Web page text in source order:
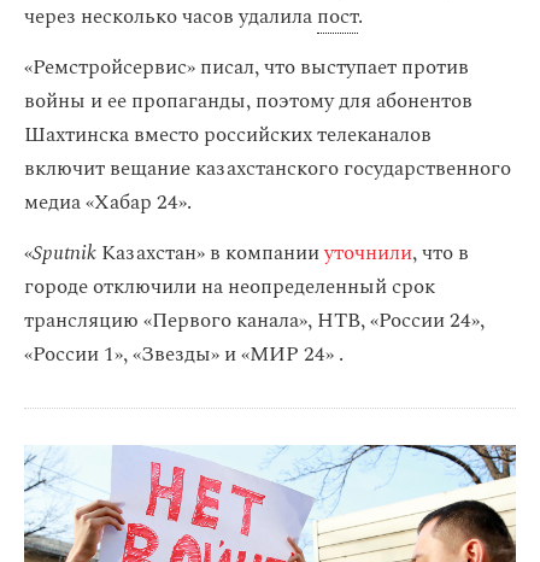
через несколько часов удалилапост.
«Ремстройсервис» писал, что выступает против
войны и ее пропаганды, поэтому для абонентов
Шахтинска вместо российских телеканалов
включит вещание казахстанского государственного
медиа «Хабар 24».
«SputnikКазахстан» в компанииуточнили, что в
городе отключили на неопределенный срок
трансляцию «Первого канала», НТВ, «России 24»,
«России 1», «Звезды» и «МИР 24» .